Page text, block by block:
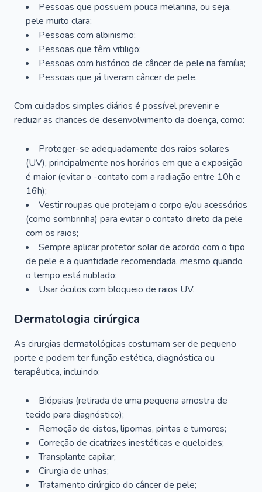
Pessoas que possuem pouca melanina, ou seja,
pele muito clara;
Pessoas com albinismo;
Pessoas que têm vitiligo;
Pessoas com histórico de câncer de pele na família;
Pessoas que já tiveram câncer de pele.
Com cuidados simples diários é possível prevenir e
reduzir as chances de desenvolvimento da doença, como:
Proteger-se adequadamente dos raios solares
(UV), principalmente nos horários em que a exposição
é maior (evitar o -contato com a radiação entre 10h e
16h);
Vestir roupas que protejam o corpo e/ou acessórios
(como sombrinha) para evitar o contato direto da pele
com os raios;
Sempre aplicar protetor solar de acordo com o tipo
de pele e a quantidade recomendada, mesmo quando
o tempo está nublado;
Usar óculos com bloqueio de raios UV.
Dermatologia cirúrgica
As cirurgias dermatológicas costumam ser de pequeno
porte e podem ter função estética, diagnóstica ou
terapêutica, incluindo:
Biópsias (retirada de uma pequena amostra de
tecido para diagnóstico);
Remoção de cistos, lipomas, pintas e tumores;
Correção de cicatrizes inestéticas e queloides;
Transplante capilar;
Cirurgia de unhas;
Tratamento cirúrgico do câncer de pele;